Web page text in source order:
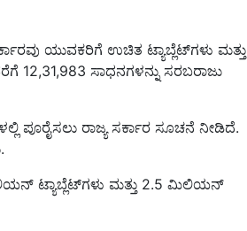
ಯುವಕರಿಗೆ ಉಚಿತ ಟ್ಯಾಬ್ಲೆಟ್‌ಗಳು ಮತ್ತು
12,31,983 ಸಾಧನಗಳನ್ನು ಸರಬರಾಜು
ಪೂರೈಸಲು ರಾಜ್ಯ ಸರ್ಕಾರ ಸೂಚನೆ ನೀಡಿದೆ.
ಟ್ಯಾಬ್ಲೆಟ್‌ಗಳು ಮತ್ತು 2.5 ಮಿಲಿಯನ್